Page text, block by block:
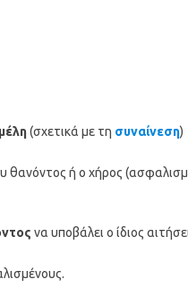
(σχετικά με τη συναίνεση)
θανόντος ή ο χήρος
να υποβάλει ο ίδιος